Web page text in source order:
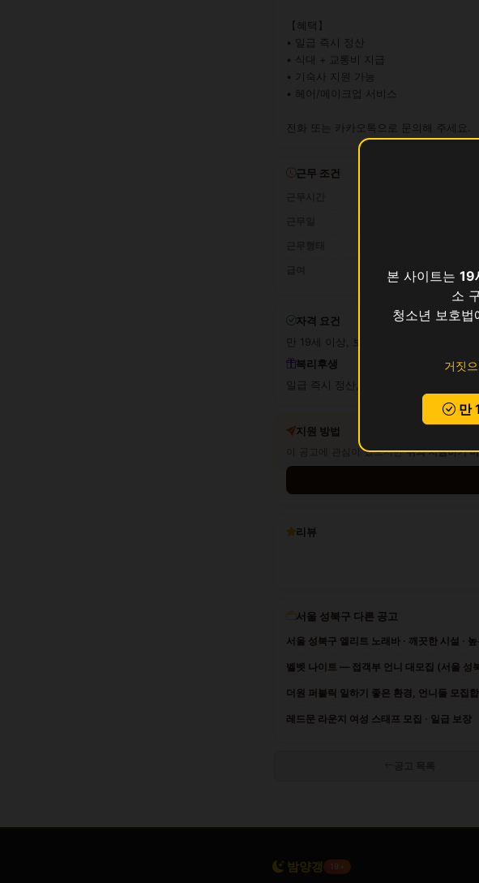
본 사이트는 19
소
청소년 보호
거짓
만
【혜택】
• 일급 즉시 정산
• 식대 + 교통비 지급
• 기숙사 지원 가능
• 헤어/메이크업 서비스
전화 또는 카카오톡으로 문의해 주세요.
근무 조건
자격 요건
만 19세 이상, 보건증 소지 (발급 안내 가
복리후생
일급 즉시 정산, 교통비 지원, 식사 제공,
지원 방법
이 공고에 관심이 있으시면위의 지원하기
리뷰
서울 성북구 다른 공고
서울 성북구 엘리트 노래바 · 깨끗한 시설 · 높
벨벳 나이트 — 접객부 언니 대모집 (서울 성
더원 퍼블릭 일하기 좋은 환경, 언니들 모집
레드문 라운지 여성 스태프 모집 · 일급 보장
밤양갱 19+